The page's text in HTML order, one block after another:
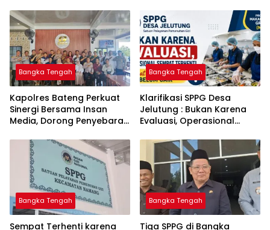
Babel
Kejahatan Hingga Tuntas
Bangka Tengah
‎Kapolres Bateng Perkuat
Sinergi Bersama Insan
Media, Dorong Penyebaran
Layanan Polri 110
Bangka Tengah
‎Klarifikasi SPPG Desa
Jelutung : Bukan Karena
Evaluasi, Operasional
Dana Banper Belum Cair
Bangka Tengah
‎Sempat Terhenti karena
Bangka Tengah
‎Tiga SPPG di Bangka